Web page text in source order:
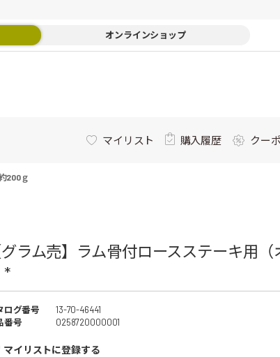
オンラインショップ
マイリスト 購入履歴 クー
200ｇ
グラム売】ラム骨付ロースステーキ用
*
ログ番号
13-70-46441
番号
0258720000001
マイリストに登録する